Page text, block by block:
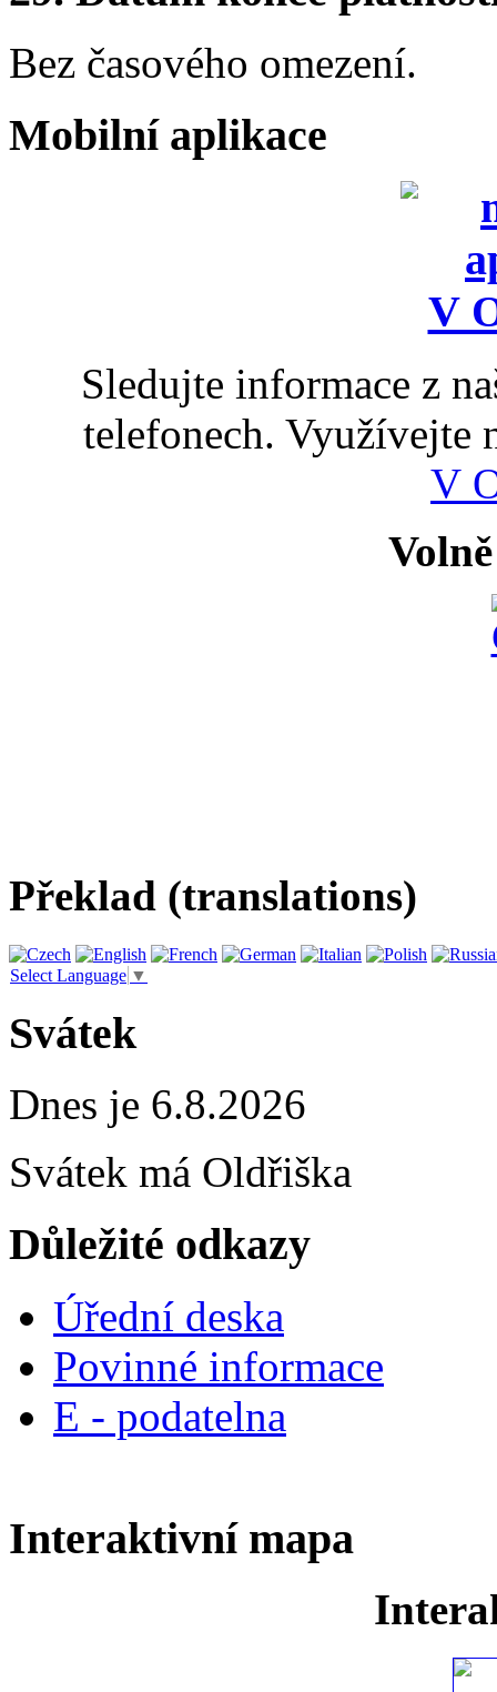
Bez časového omezení.
Mobilní aplikace
Sledujte informace z
telefonech. Využívejte
V
Překlad (translations)
Select Language ▼
Svátek
Dnes je 6.8.2026
Svátek má Oldřiška
Důležité odkazy
Úřední deska
Povinné informace
E - podatelna
Interaktivní mapa